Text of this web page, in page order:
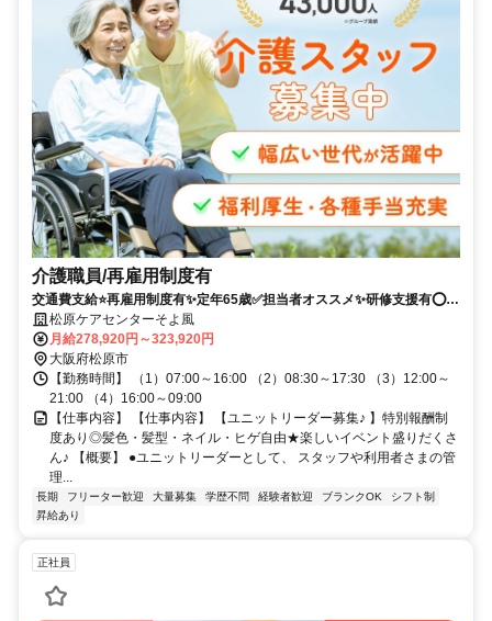
介護職員/再雇用制度有
交通費支給⭐️再雇用制度有✨定年65歳✅️担当者オススメ✨研修支援有⭕️経
験者優遇✨車通勤ＯＫ
松原ケアセンターそよ風
月給278,920円～323,920円
大阪府松原市
【勤務時間】 （1）07:00～16:00 （2）08:30～17:30 （3）12:00～
21:00 （4）16:00～09:00
【仕事内容】 【仕事内容】 【ユニットリーダー募集♪ 】特別報酬制
度あり◎髪色・髪型・ネイル・ヒゲ自由★楽しいイベント盛りだくさ
ん♪ 【概要】 ●ユニットリーダーとして、 スタッフや利用者さまの管
理...
長期 フリーター歓迎 大量募集 学歴不問 経験者歓迎 ブランクOK
シフト制
昇給あり
正社員